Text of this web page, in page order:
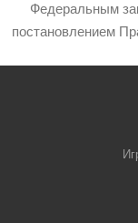
Федеральным
постановлением